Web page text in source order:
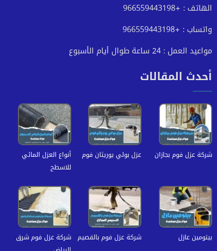
الهاتف : +966559443198
واتساب : +966559443198
مواعيد العمل : 24 ساعة طوال أيام الأسبوع
أحدث المقالات
شركة عزل فوم بجازان عزل بولي يوريثان فوم
أنواع العزل المائي
للاسطح
بيتومين عازل شركة عزل فوم بالقصيم شركة عزل فوم شرق